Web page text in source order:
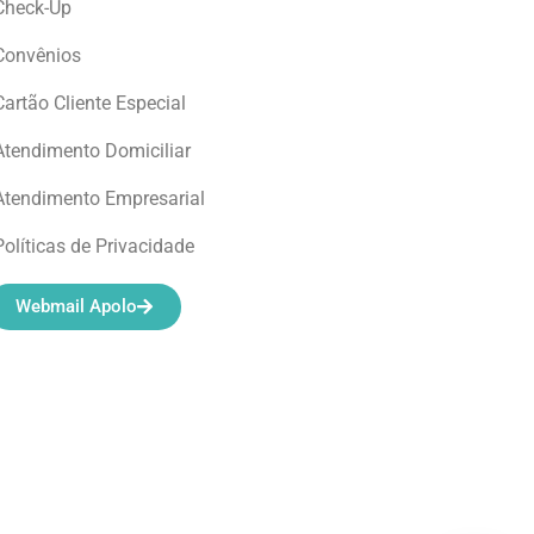
Up
Cliente Especial
Domiciliar
Empresarial
de Privacidade
Webmail Apolo